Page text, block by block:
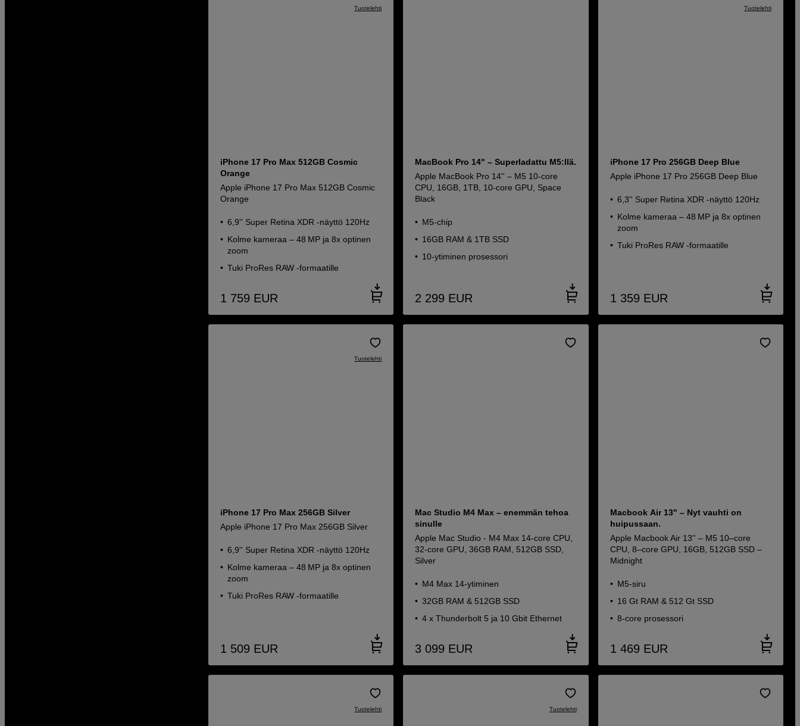
Tuotelehti
iPhone 17 Pro Max 512GB Cosmic
Orange
Apple iPhone 17 Pro Max 512GB Cosmic
Orange
6,9'' Super Retina XDR -näyttö 120Hz
Kolme kameraa – 48 MP ja 8x optinen
zoom
Tuki ProRes RAW -formaatille
1 759 EUR
MacBook Pro 14" – Superladattu M5:llä.
Apple MacBook Pro 14'' – M5 10-core
CPU, 16GB, 1TB, 10-core GPU, Space
Black
M5-chip
16GB RAM & 1TB SSD
10-ytiminen prosessori
2 299 EUR
Tuotelehti
iPhone 17 Pro 256GB Deep Blue
Apple iPhone 17 Pro 256GB Deep Blue
6,3'' Super Retina XDR -näyttö 120Hz
Kolme kameraa – 48 MP ja 8x optinen
zoom
Tuki ProRes RAW -formaatille
1 359 EUR
Tuotelehti
iPhone 17 Pro Max 256GB Silver
Apple iPhone 17 Pro Max 256GB Silver
6,9'' Super Retina XDR -näyttö 120Hz
Kolme kameraa – 48 MP ja 8x optinen
zoom
Tuki ProRes RAW -formaatille
1 509 EUR
Mac Studio M4 Max – enemmän tehoa
sinulle
Apple Mac Studio - M4 Max 14‑core CPU,
32-core GPU, 36GB RAM, 512GB SSD,
Silver
M4 Max 14‑ytiminen
32GB RAM & 512GB SSD
4 x Thunderbolt 5 ja 10 Gbit Ethernet
3 099 EUR
Macbook Air 13" – Nyt vauhti on
huipussaan.
Apple Macbook Air 13'' – M5 10–core
CPU, 8–core GPU, 16GB, 512GB SSD –
Midnight
M5-siru
16 Gt RAM & 512 Gt SSD
8-core prosessori
1 469 EUR
Tuotelehti Tuotelehti